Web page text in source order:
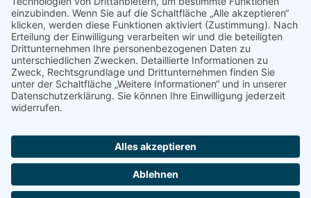
Datenschutzerklärung
Impressum
Erstinformation
EU-Transparenzverordnung (TVO)
© 2014 - 2026 bAV Innovationspartner GmbH